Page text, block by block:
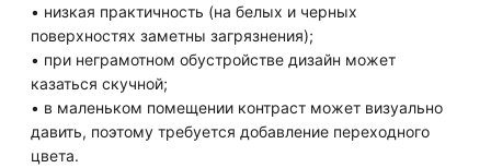
• низкая практичность (на белых и черных
поверхностях заметны загрязнения);
• при неграмотном обустройстве дизайн может
казаться скучной;
• в маленьком помещении контраст может визуально
давить, поэтому требуется добавление переходного
цвета.